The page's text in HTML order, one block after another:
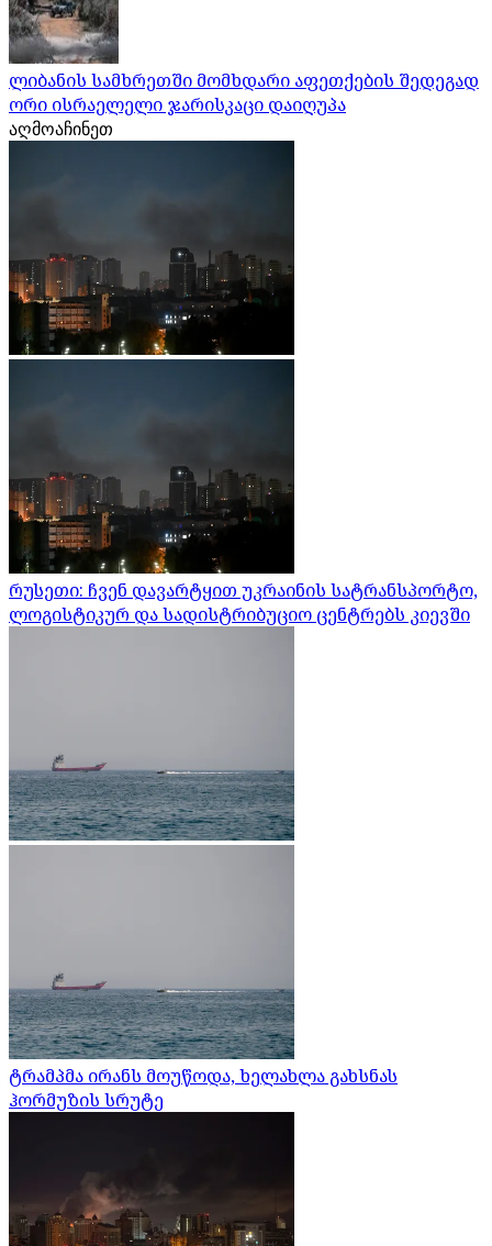
ლიბანის სამხრეთში მომხდარი აფეთქების შედეგად
ორი ისრაელელი ჯარისკაცი დაიღუპა
აღმოაჩინეთ
რუსეთი: ჩვენ დავარტყით უკრაინის სატრანსპორტო,
ლოგისტიკურ და სადისტრიბუციო ცენტრებს კიევში
ტრამპმა ირანს მოუწოდა, ხელახლა გახსნას
ჰორმუზის სრუტე